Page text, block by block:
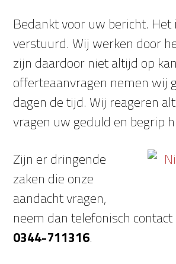
Bedankt voor uw bericht. Het
verstuurd. Wij werken door
zijn daardoor niet altijd op
offerteaanvragen nemen wij
dagen de tijd. Wij reageren
vragen uw geduld en begrip
Zijn er dringende
zaken die onze
aandacht vragen,
neem dan telefonisch
0344-711316.